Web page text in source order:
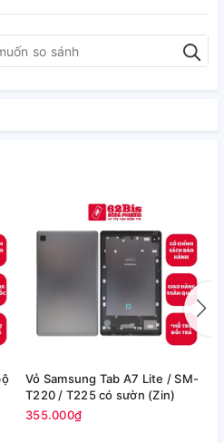
Vỏ Samsung Tab A7 Lite / SM-
T220 / T225 có sườn (Zin)
355.000₫